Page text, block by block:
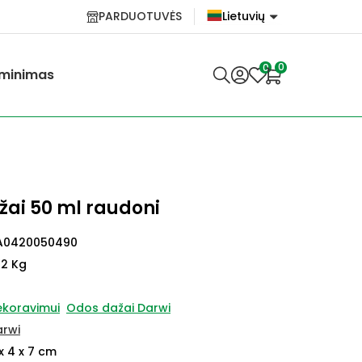
PARDUOTUVĖS
Lietuvių
Lietuvių
0 0
50 ml raudoni
Kg
Odos dažai Darwi
4 x 7 cm